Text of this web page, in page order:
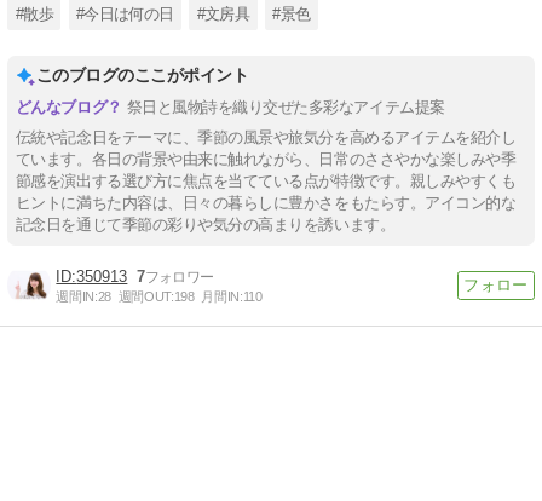
#散歩 #今日は何の日 #文房具 #景色
このブログのここがポイント
祭日と風物詩を織り交ぜた多彩なアイテム提案
伝統や記念日をテーマに、季節の風景や旅気分を高めるアイテムを紹介し
ています。各日の背景や由来に触れながら、日常のささやかな楽しみや季
節感を演出する選び方に焦点を当てている点が特徴です。親しみやすくも
ヒントに満ちた内容は、日々の暮らしに豊かさをもたらす。アイコン的な
記念日を通じて季節の彩りや気分の高まりを誘います。
350913 7
週間IN:28 週間OUT:198 月間IN:110